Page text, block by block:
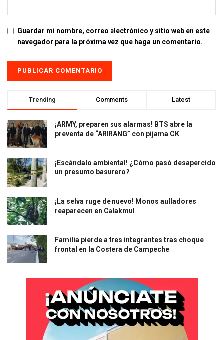
Guardar mi nombre, correo electrónico y sitio web en este
navegador para la próxima vez que haga un comentario.
Trending Comments Latest
¡ARMY, preparen sus alarmas! BTS abre la
preventa de “ARIRANG” con pijama CK
¡Escándalo ambiental! ¿Cómo pasó desapercido
un presunto basurero?
¡La selva ruge de nuevo! Monos aulladores
reaparecen en Calakmul
Familia pierde a tres integrantes tras choque
frontal en la Costera de Campeche